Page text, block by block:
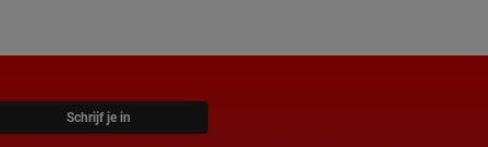
Schrijf je in